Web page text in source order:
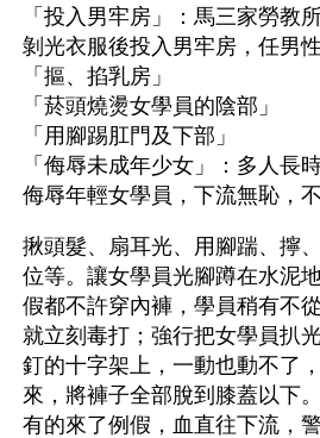
「投入男牢房」：馬三家勞教
剝光衣服後投入男牢房，任男性
「摳、掐乳房」
「菸頭燒燙女學員的陰部」
「用腳踢肛門及下部」
「侮辱未成年少女」：多人長
侮辱年輕女學員，下流無恥，
揪頭髮、扇耳光、用腳踹、擰
位等。讓女學員光腳蹲在水泥
假都不許穿內褲，學員稍有不
就立刻毒打；強行把女學員扒
釘的十字架上，一動也動不了
來，將褲子全部脫到膝蓋以下
有的來了例假，血直往下流，